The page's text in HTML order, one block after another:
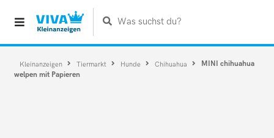
Was suchst du?
Kleinanzeigen Tiermarkt Hunde Chihuahua
MINI chihuahua
welpen mit Papieren